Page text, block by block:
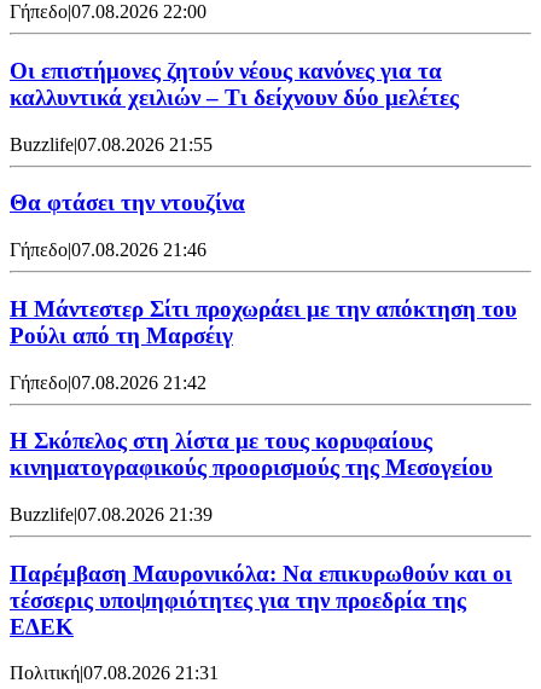
Γήπεδο|07.08.2026 22:00
Οι επιστήμονες ζητούν νέους κανόνες για τα
καλλυντικά χειλιών – Τι δείχνουν δύο μελέτες
Buzzlife|07.08.2026 21:55
Θα φτάσει την ντουζίνα
Γήπεδο|07.08.2026 21:46
Η Μάντεστερ Σίτι προχωράει με την απόκτηση του
Ρούλι από τη Μαρσέιγ
Γήπεδο|07.08.2026 21:42
Η Σκόπελος στη λίστα με τους κορυφαίους
κινηματογραφικούς προορισμούς της Μεσογείου
Buzzlife|07.08.2026 21:39
Παρέμβαση Μαυρονικόλα: Να επικυρωθούν και οι
τέσσερις υποψηφιότητες για την προεδρία της
ΕΔΕΚ
Πολιτική|07.08.2026 21:31